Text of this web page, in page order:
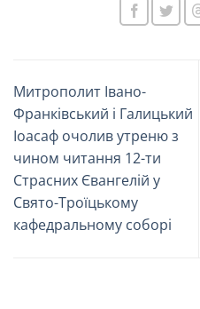
Митрополит Івано-
Франківський і Галицький
Іоасаф очолив утреню з
чином читання 12-ти
Страсних Євангелій у
Свято-Троїцькому
кафедральному соборі